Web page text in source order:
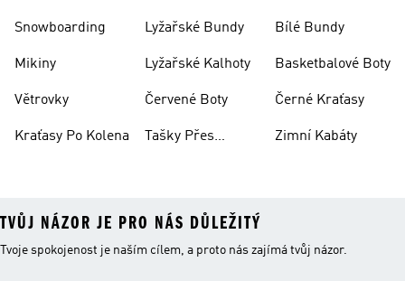
Snowboarding
Mikiny
Větrovky
Kraťasy Po Kolena
Lyžařské Bundy
Lyžařské Kalhoty
Červené Boty
Tašky Přes
Bílé Bundy
Basketbalové Boty
Černé Kraťasy
Zimní Kabáty
TVŮJ NÁZOR JE PRO NÁS DŮLEŽITÝ
Tvoje spokojenost je naším cílem, a proto nás zajímá tvůj názor.